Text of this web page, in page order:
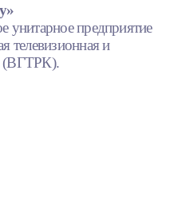
унитарное предприятие
телевизионная и
(ВГТРК).